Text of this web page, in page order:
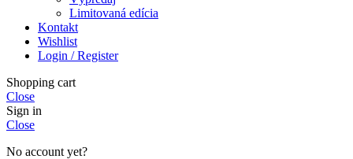
Limitovaná edícia
Kontakt
Wishlist
Login / Register
Shopping cart
Close
Sign in
Close
No account yet?